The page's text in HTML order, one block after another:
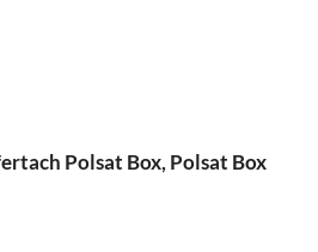
Polsat Box, Polsat Box